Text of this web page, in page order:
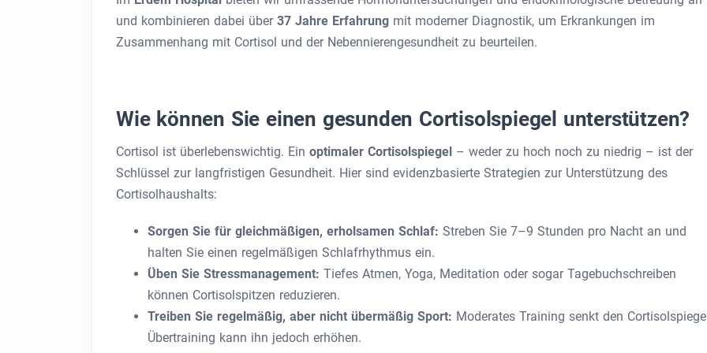
und kombinieren dabei über 37 Jahre Erfahrung mit moderner Diagnostik, um Erkrankungen im
Zusammenhang mit Cortisol und der Nebennierengesundheit zu beurteilen.
Wie können Sie einen gesunden Cortisolspiegel unterstützen?
Cortisol ist überlebenswichtig. Ein optimaler Cortisolspiegel – weder zu hoch noch zu niedrig – ist der
Schlüssel zur langfristigen Gesundheit. Hier sind evidenzbasierte Strategien zur Unterstützung des
Cortisolhaushalts:
Sorgen Sie für gleichmäßigen, erholsamen Schlaf: Streben Sie 7–9 Stunden pro Nacht an und
halten Sie einen regelmäßigen Schlafrhythmus ein.
Üben Sie Stressmanagement: Tiefes Atmen, Yoga, Meditation oder sogar Tagebuchschreiben
können Cortisolspitzen reduzieren.
Treiben Sie regelmäßig, aber nicht übermäßig Sport: Moderates Training senkt den
Übertraining kann ihn jedoch erhöhen.